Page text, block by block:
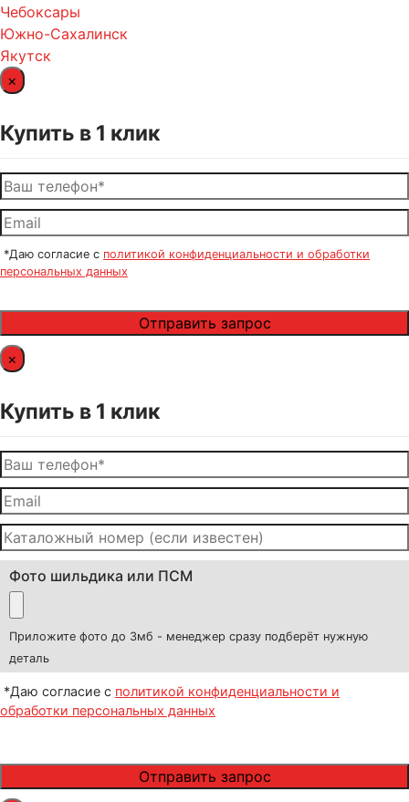
Чебоксары
Южно-Сахалинск
Якутск
×
Купить в 1 клик
*Даю согласие с политикой конфиденциальности и обработки
персональных данных
×
Купить в 1 клик
Фото шильдика или ПСМ
Приложите фото до 3мб - менеджер сразу подберёт нужную
деталь
*Даю согласие с политикой конфиденциальности и
обработки персональных данных